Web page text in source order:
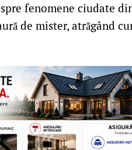
fenomene ciudate
de mister, atrăgând